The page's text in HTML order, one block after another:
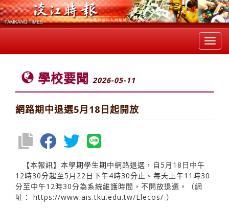
學校要聞 2026-05-11
網路期中退選5月18日起開放
【本報訊】本學期學生期中網路退選，自5月18日中午
12時30分起至5月22日下午4時30分止。每天上午11時30
分至中午12時30分為系統維護時間，不開放退選。（網
址： https://www.ais.tku.edu.tw/Elecos/ ）